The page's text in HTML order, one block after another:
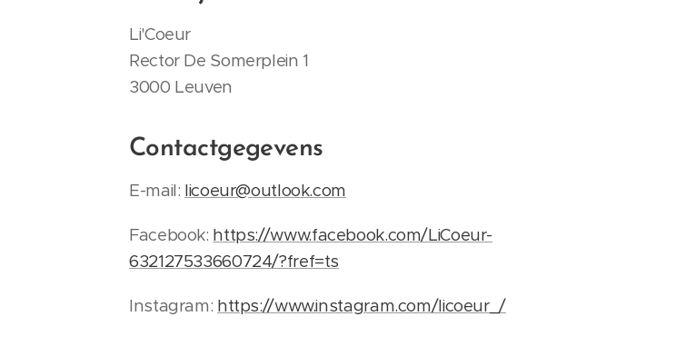
Li'Coeur
Rector De Somerplein 1
3000 Leuven
Contactgegevens
E-mail: licoeur@outlook.com
Facebook: https://www.facebook.com/LiCoeur-
632127533660724/?fref=ts
Instagram: https://www.instagram.com/licoeur_/